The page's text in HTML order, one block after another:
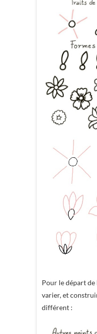
Pour le départ
varier, et
différent :